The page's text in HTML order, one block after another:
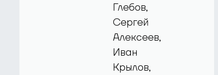
Глебов,
Сергей
Алексеев,
Иван
Крылов,